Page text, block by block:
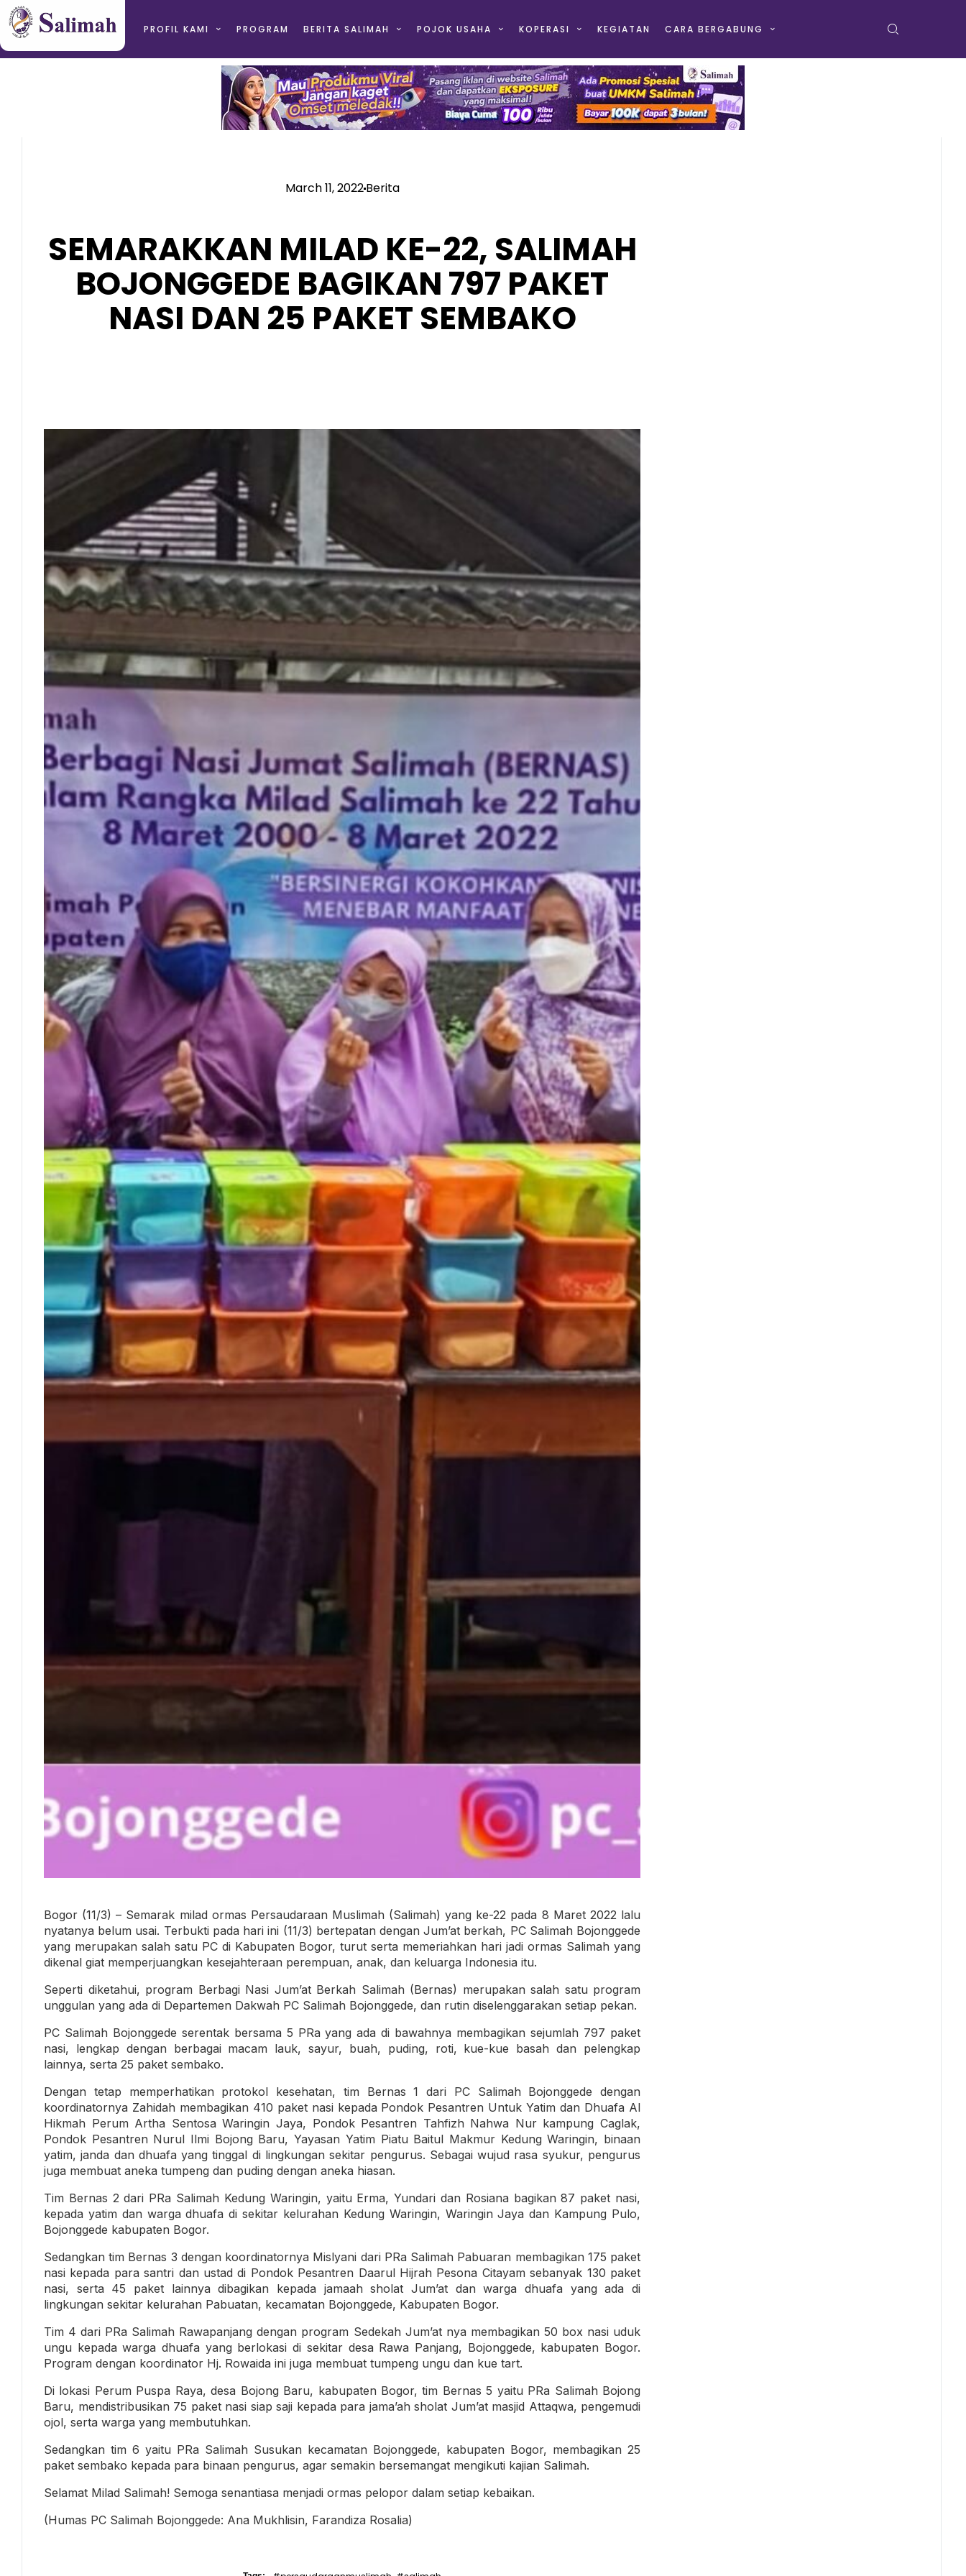
PROFIL KAMI PROGRAM BERITA SALIMAH POJOK USAHA KOPERASI KEGIATAN CARA BERGABUNG
March 11, 2022Berita
SEMARAKKAN MILAD KE-22, SALIMAH
BOJONGGEDE BAGIKAN 797 PAKET
NASI DAN 25 PAKET SEMBAKO
Bogor (11/3) – Semarak milad ormas Persaudaraan Muslimah (Salimah) yang ke-22 pada 8 Maret 2022 lalu
nyatanya belum usai. Terbukti pada hari ini (11/3) bertepatan dengan Jum’at berkah, PC Salimah Bojonggede
yang merupakan salah satu PC di Kabupaten Bogor, turut serta memeriahkan hari jadi ormas Salimah yang
dikenal giat memperjuangkan kesejahteraan perempuan, anak, dan keluarga Indonesia itu.
Seperti diketahui, program Berbagi Nasi Jum’at Berkah Salimah (Bernas) merupakan salah satu program
unggulan yang ada di Departemen Dakwah PC Salimah Bojonggede, dan rutin diselenggarakan setiap pekan.
PC Salimah Bojonggede serentak bersama 5 PRa yang ada di bawahnya membagikan sejumlah 797 paket
nasi, lengkap dengan berbagai macam lauk, sayur, buah, puding, roti, kue-kue basah dan pelengkap
lainnya, serta 25 paket sembako.
Dengan tetap memperhatikan protokol kesehatan, tim Bernas 1 dari PC Salimah Bojonggede dengan
koordinatornya Zahidah membagikan 410 paket nasi kepada Pondok Pesantren Untuk Yatim dan Dhuafa Al
Hikmah Perum Artha Sentosa Waringin Jaya, Pondok Pesantren Tahfizh Nahwa Nur kampung Caglak,
Pondok Pesantren Nurul Ilmi Bojong Baru, Yayasan Yatim Piatu Baitul Makmur Kedung Waringin, binaan
yatim, janda dan dhuafa yang tinggal di lingkungan sekitar pengurus. Sebagai wujud rasa syukur, pengurus
juga membuat aneka tumpeng dan puding dengan aneka hiasan.
Tim Bernas 2 dari PRa Salimah Kedung Waringin, yaitu Erma, Yundari dan Rosiana bagikan 87 paket nasi,
kepada yatim dan warga dhuafa di sekitar kelurahan Kedung Waringin, Waringin Jaya dan Kampung Pulo,
Bojonggede kabupaten Bogor.
Sedangkan tim Bernas 3 dengan koordinatornya Mislyani dari PRa Salimah Pabuaran membagikan 175 paket
nasi kepada para santri dan ustad di Pondok Pesantren Daarul Hijrah Pesona Citayam sebanyak 130 paket
nasi, serta 45 paket lainnya dibagikan kepada jamaah sholat Jum’at dan warga dhuafa yang ada di
lingkungan sekitar kelurahan Pabuatan, kecamatan Bojonggede, Kabupaten Bogor.
Tim 4 dari PRa Salimah Rawapanjang dengan program Sedekah Jum’at nya membagikan 50 box nasi uduk
ungu kepada warga dhuafa yang berlokasi di sekitar desa Rawa Panjang, Bojonggede, kabupaten Bogor.
Program dengan koordinator Hj. Rowaida ini juga membuat tumpeng ungu dan kue tart.
Di lokasi Perum Puspa Raya, desa Bojong Baru, kabupaten Bogor, tim Bernas 5 yaitu PRa Salimah Bojong
Baru, mendistribusikan 75 paket nasi siap saji kepada para jama’ah sholat Jum’at masjid Attaqwa, pengemudi
ojol, serta warga yang membutuhkan.
Sedangkan tim 6 yaitu PRa Salimah Susukan kecamatan Bojonggede, kabupaten Bogor, membagikan 25
paket sembako kepada para binaan pengurus, agar semakin bersemangat mengikuti kajian Salimah.
Selamat Milad Salimah! Semoga senantiasa menjadi ormas pelopor dalam setiap kebaikan.
(Humas PC Salimah Bojonggede: Ana Mukhlisin, Farandiza Rosalia)